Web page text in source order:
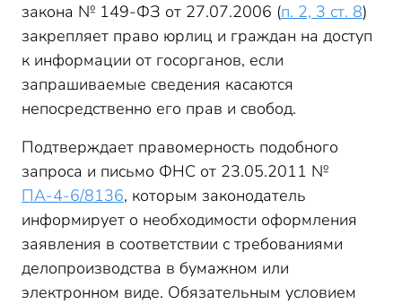
закона № 149-ФЗ от 27.07.2006 (п. 2, 3 ст. 8)
закрепляет право юрлиц и граждан на доступ
к информации от госорганов, если
запрашиваемые сведения касаются
непосредственно его прав и свобод.
Подтверждает правомерность подобного
запроса и письмо ФНС от 23.05.2011 №
ПА-4-6/8136, которым законодатель
информирует о необходимости оформления
заявления в соответствии с требованиями
делопроизводства в бумажном или
электронном виде. Обязательным условием